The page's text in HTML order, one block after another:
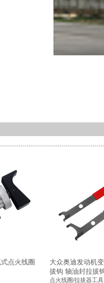
点火线圈
大众奥迪发动机
拔钩 轴油封拉拔
点火线圈/拉拔器工具